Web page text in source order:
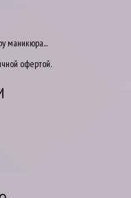
маникюра...
офертой.